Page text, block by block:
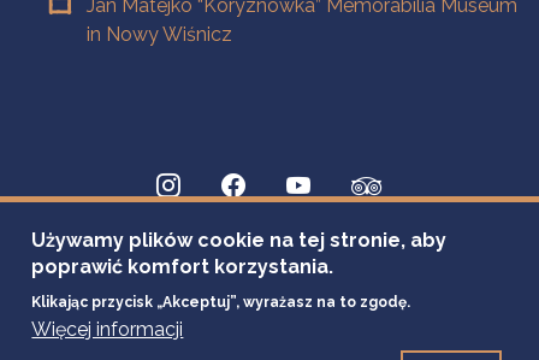
Jan Matejko “Koryznówka” Memorabilia Museum
in Nowy Wiśnicz
Używamy plików cookie na tej stronie, aby
poprawić komfort korzystania.
Klikając przycisk „Akceptuj”, wyrażasz na to zgodę.
Więcej informacji